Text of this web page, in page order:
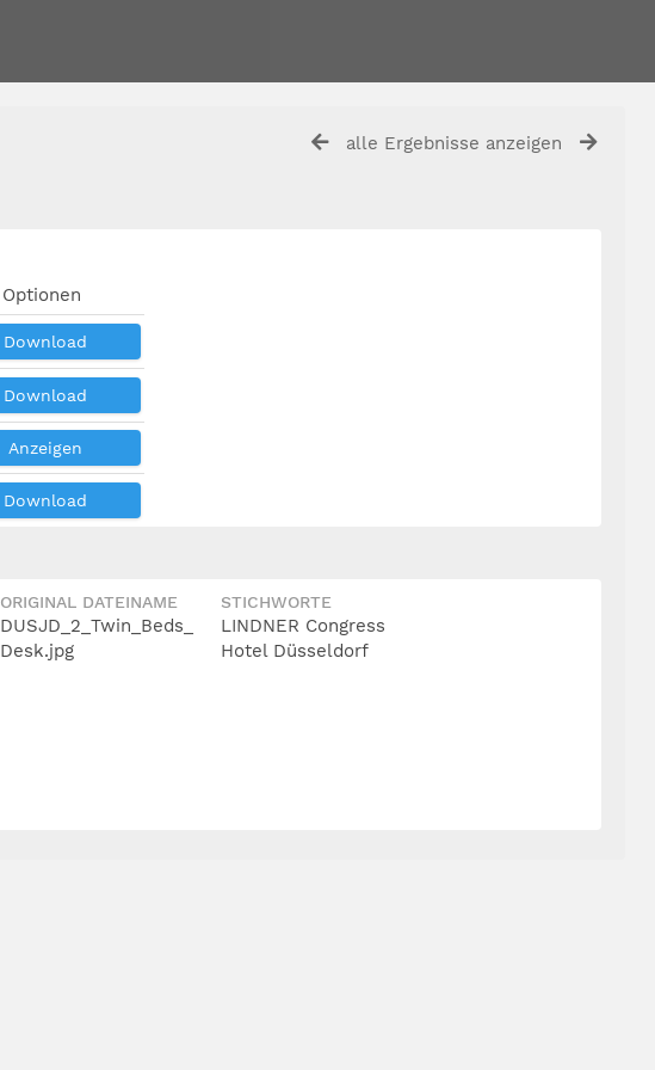
alle Ergebnisse anzeigen
Optionen
Download
Download
Anzeigen
Download
ORIGINAL DATEINAME
DUSJD_2_Twin_Beds_
Desk.jpg
STICHWORTE
LINDNER Congress
Hotel Düsseldorf